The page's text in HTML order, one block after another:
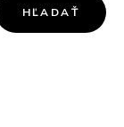
HĽADAŤ